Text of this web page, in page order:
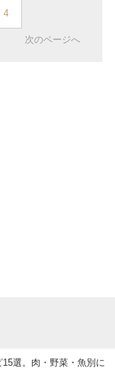
4
次のページへ
選。肉・野菜・魚別に